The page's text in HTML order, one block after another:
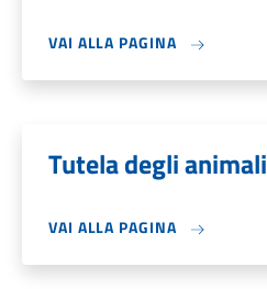
VAI ALLA PAGINA
Tutela degli animali
VAI ALLA PAGINA